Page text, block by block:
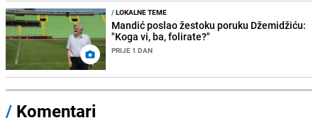
/LOKALNE TEME
Mandić poslao žestoku poruku Džemidžiću:
"Koga vi, ba, folirate?"
PRIJE 1 DAN
/ Komentari